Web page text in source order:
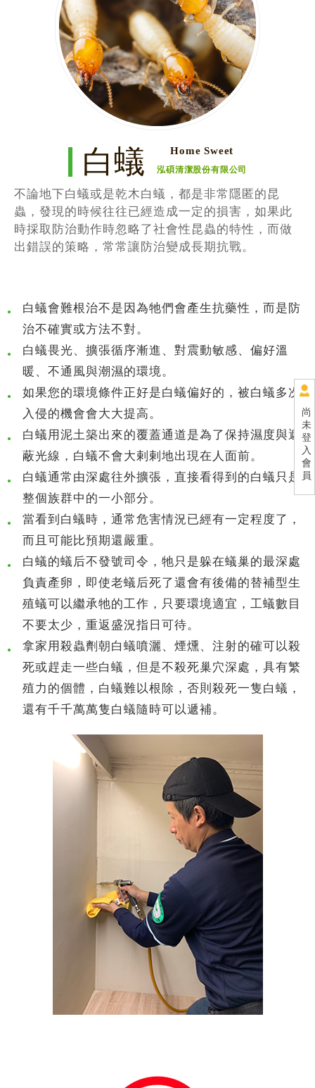
尚
未
登
入
會
員
白蟻 Home Sweet
泓碩清潔股份有限公司
不論地下白蟻或是乾木白蟻，都是非常隱匿的昆
蟲，發現的時候往往已經造成一定的損害，如果此
時採取防治動作時忽略了社會性昆蟲的特性，而做
出錯誤的策略，常常讓防治變成長期抗戰。
●
白蟻會難根治不是因為牠們會產生抗藥性，而是防
治不確實或方法不對。
●
白蟻畏光、擴張循序漸進、對震動敏感、偏好溫
暖、不通風與潮濕的環境。
●
如果您的環境條件正好是白蟻偏好的，被白蟻多次
入侵的機會會大大提高。
●
白蟻用泥土築出來的覆蓋通道是為了保持濕度與遮
蔽光線，白蟻不會大剌剌地出現在人面前。
●
白蟻通常由深處往外擴張，直接看得到的白蟻只是
整個族群中的一小部分。
●
當看到白蟻時，通常危害情況已經有一定程度了，
而且可能比預期還嚴重。
●
白蟻的蟻后不發號司令，牠只是躲在蟻巢的最深處
負責產卵，即使老蟻后死了還會有後備的替補型生
殖蟻可以繼承牠的工作，只要環境適宜，工蟻數目
不要太少，重返盛況指日可待。
●
拿家用殺蟲劑朝白蟻噴灑、煙燻、注射的確可以殺
死或趕走一些白蟻，但是不殺死巢穴深處，具有繁
殖力的個體，白蟻難以根除，否則殺死一隻白蟻，
還有千千萬萬隻白蟻隨時可以遞補。